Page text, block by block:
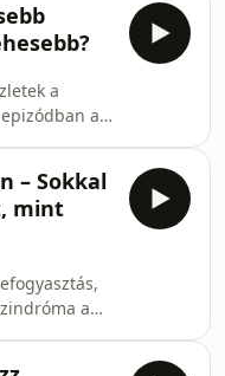
a
az
az
is, amikor a
hogyan
– Sokkal
mint
a